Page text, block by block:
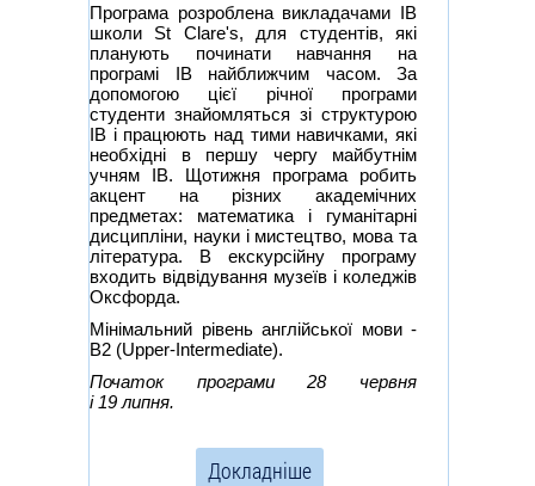
Програма розроблена викладачами IB
школи St Clare's, для студентів, які
планують починати навчання на
програмі IB найближчим часом. За
допомогою цієї річної програми
студенти знайомляться зі структурою
IB і працюють над тими навичками, які
необхідні в першу чергу майбутнім
учням IB. Щотижня програма робить
акцент на різних академічних
предметах: математика і гуманітарні
дисципліни, науки і мистецтво, мова та
література. В екскурсійну програму
входить відвідування музеїв і коледжів
Оксфорда.
Мінімальний рівень англійської мови -
В2 (Upper-Intermediate).
Початок програми 28 червня
і 19 липня.
Докладніше